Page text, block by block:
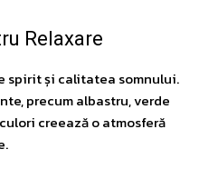
Relaxare
spirit și calitatea somnului.
precum albastru, verde
creează o atmosferă